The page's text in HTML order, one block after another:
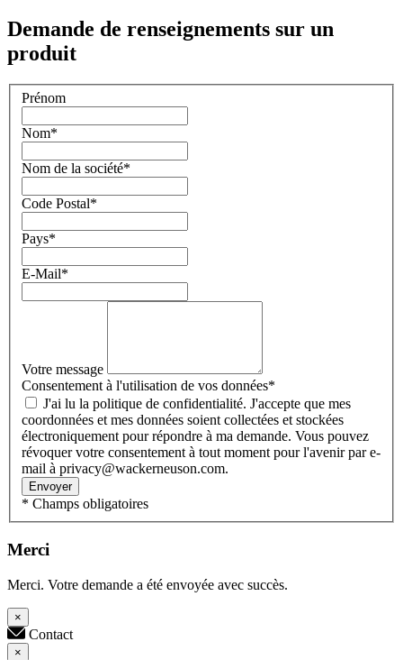
Demande de renseignements sur un
produit
Prénom
Nom*
Nom de la société*
Code Postal*
Pays*
E-Mail*
Votre message
Consentement à l'utilisation de vos données*
coordonnées et mes données soient collectées et stockées
électroniquement pour répondre à ma demande. Vous pouvez
révoquer votre consentement à tout moment pour l'avenir par e-
mail à privacy@wackerneuson.com.
Envoyer
* Champs obligatoires
Merci
Merci. Votre demande a été envoyée avec succès.
×
Contact
×